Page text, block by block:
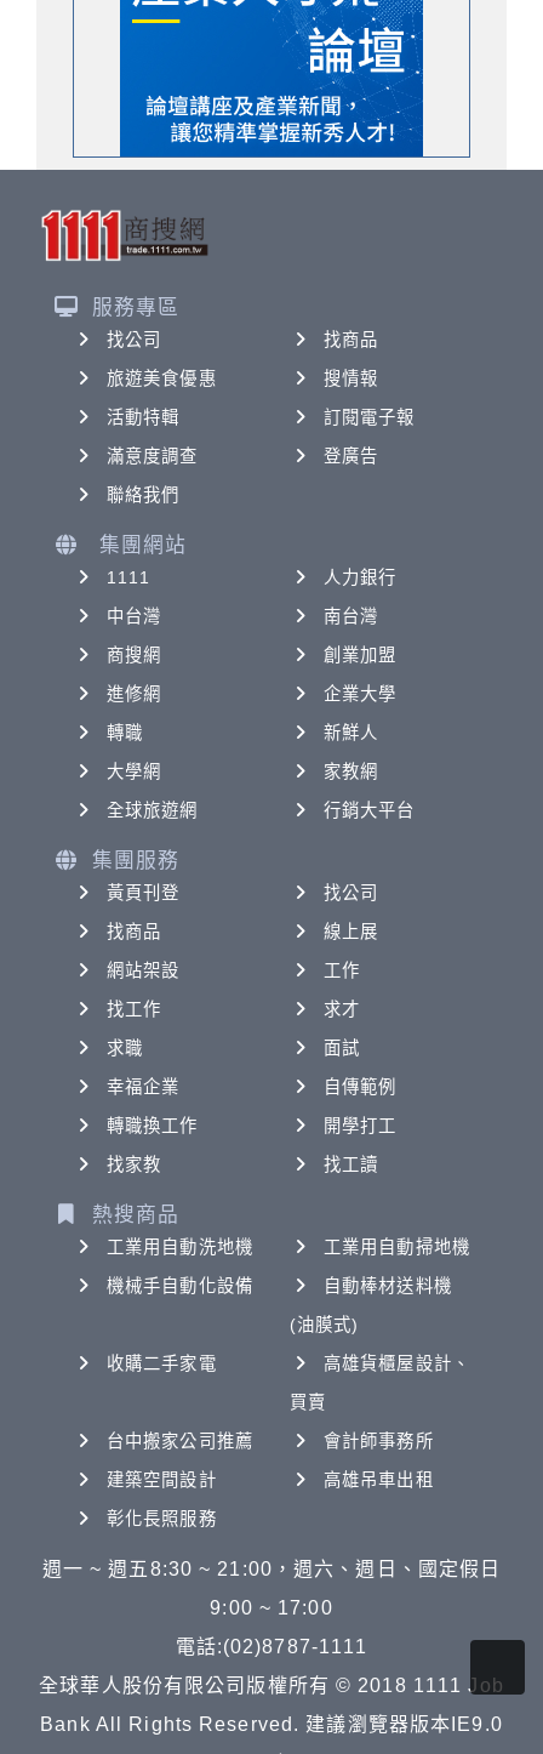
服務專區
找公司
找商品
旅遊美食優惠
搜情報
活動特輯
訂閱電子報
滿意度調查
登廣告
聯絡我們
集團網站
1111
人力銀行
中台灣
南台灣
商搜網
創業加盟
進修網
企業大學
轉職
新鮮人
大學網
家教網
全球旅遊網
行銷大平台
集團服務
黃頁刊登
找公司
找商品
線上展
網站架設
工作
找工作
求才
求職
面試
幸福企業
自傳範例
轉職換工作
開學打工
找家教
找工讀
熱搜商品
工業用自動洗地機
工業用自動掃地機
機械手自動化設備
自動棒材送料機
(油膜式)
收購二手家電
高雄貨櫃屋設計、
買賣
台中搬家公司推薦
會計師事務所
建築空間設計
高雄吊車出租
彰化長照服務
週一 ~ 週五8:30 ~ 21:00，週六、週日、國定假日
9:00 ~ 17:00
電話:(02)8787-1111
全球華人股份有限公司版權所有 © 2018 1111 Job
Bank All Rights Reserved. 建議瀏覽器版本IE9.0